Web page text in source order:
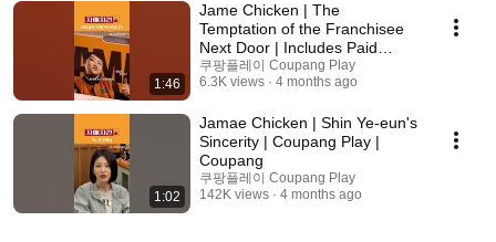
1:46
Jame Chicken | The
Temptation of the Franchisee
Next Door | Includes Paid
Advertisement | Coupang...
쿠팡플레이 Coupang Play
6.3K views
4 months ago
1:02
Jamae Chicken | Shin Ye-eun's
Sincerity | Coupang Play |
Coupang
쿠팡플레이 Coupang Play
142K views
4 months ago